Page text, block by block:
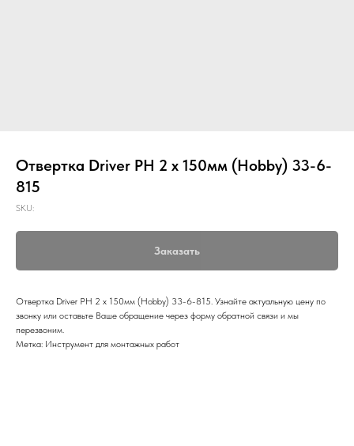
Отвертка Driver PH 2 х 150мм (Hobby) 33-6-
815
SKU:
Заказать
Отвертка Driver PH 2 х 150мм (Hobby) 33-6-815. Узнайте актуальную цену по
звонку или оставьте Ваше обращение через форму обратной связи и мы
перезвоним.
Метка: Инструмент для монтажных работ